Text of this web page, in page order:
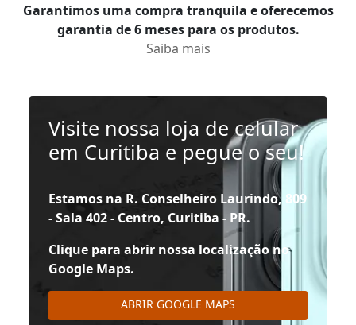
Garantimos uma compra tranquila e oferecemos
garantia de 6 meses para os produtos.
Saiba mais
Visite nossa loja de celular
em Curitiba e pegue o seu!
Estamos na R. Conselheiro Laurindo, 809
- Sala 402 - Centro, Curitiba - PR.
Clique para abrir nossa localização no
Google Maps.
ABRIR GOOGLE MAPS